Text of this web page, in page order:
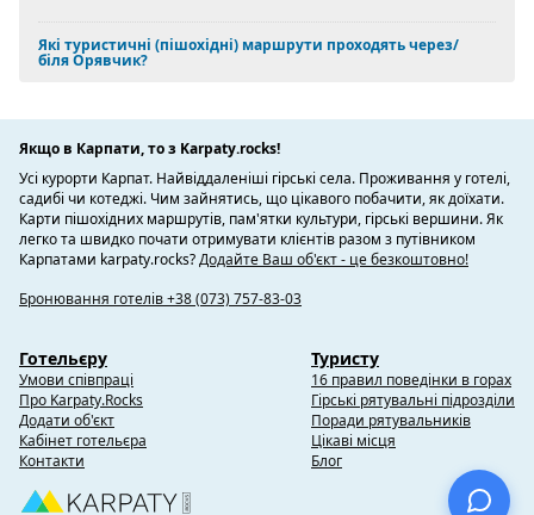
Які туристичні (пішохідні) маршрути проходять через/
біля Орявчик?
Якщо в Карпати, то з Karpaty.rocks!
Усі курорти Карпат. Найвіддаленіші гірські села. Проживання у готелі,
садибі чи котеджі. Чим зайнятись, що цікавого побачити, як доїхати.
Карти пішохідних маршрутів, пам'ятки культури, гірські вершини. Як
легко та швидко почати отримувати клієнтів разом з путівником
Карпатами karpaty.rocks?Додайте Ваш об'єкт - це безкоштовно!
Бронювання готелів +38 (073) 757-83-03
Готельєру
Умови співпраці
Про Karpaty.Rocks
Додати об'єкт
Кабінет готельєра
Контакти
Туристу
16 правил поведінки в горах
Гірські рятувальні підрозділи
Поради рятувальників
Цікаві місця
Блог